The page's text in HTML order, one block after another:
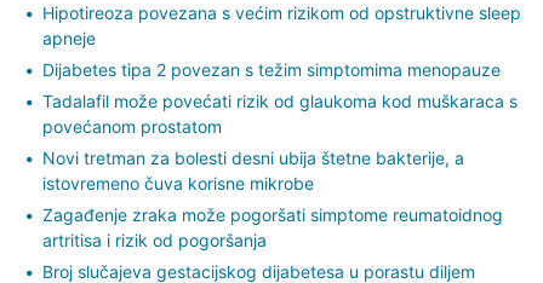
Hipotireoza povezana s većim rizikom od opstruktivne sleep
apneje
Dijabetes tipa 2 povezan s težim simptomima menopauze
Tadalafil može povećati rizik od glaukoma kod muškaraca s
povećanom prostatom
Novi tretman za bolesti desni ubija štetne bakterije, a
istovremeno čuva korisne mikrobe
Zagađenje zraka može pogoršati simptome reumatoidnog
artritisa i rizik od pogoršanja
Broj slučajeva gestacijskog dijabetesa u porastu diljem